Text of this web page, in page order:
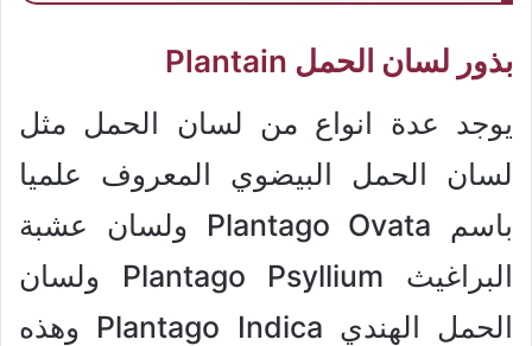
بذور لسان الحمل Plantain
يوجد عدة انواع من لسان الحمل مثل
لسان الحمل البيضوي المعروف علميا
باسم Plantago Ovata ولسان عشبة
البراغيث Plantago Psyllium ولسان
الحمل الهندي Plantago Indica وهذه